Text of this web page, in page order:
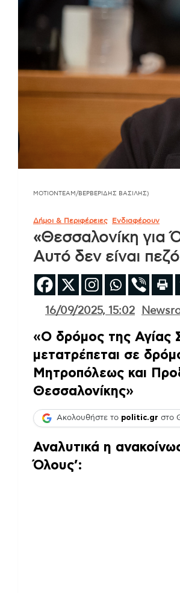
ΜΟΤΙΟΝΤΕΑΜ/ΒΕΡΒΕΡΙΔΗΣ ΒΑΣΙΛΗΣ)
Δήμοι & Περιφέρειες Ενδιαφέρουν
«Θεσσαλονίκη για
Αυτό δεν είναι
16/09/2025, 15:02
«Ο δρόμος της Αγίας
μετατρέπεται σε
Μητροπόλεως και
Θεσσαλονίκης»
Ακολουθήστε το politic.gr στο
Αναλυτικά η
Όλους’: